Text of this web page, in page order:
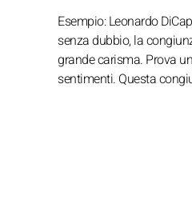
Esempio: Leonardo
senza dubbio, la
grande carisma. Prova
sentimenti. Questa